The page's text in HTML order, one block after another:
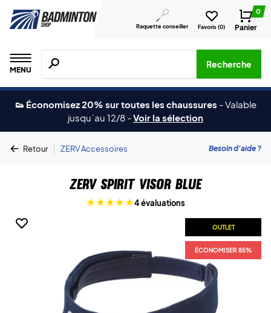
Raquette conseiller Favoris (0)
0
Panier
MENU
Recherche de produits, de marques, etc.
Recherche
👟 Économisez 20% sur toutes les chaussures -Valable
jusqu´au 12/8 -Voir la sélection
Retour | ZERV Accessoires Besoin d'aide ?
ZERV Spirit Visor Blue
4 évaluations
OUTLET
ÉCONOMISER 85%